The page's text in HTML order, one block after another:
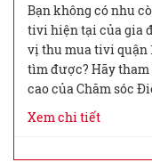
Bạn không có nhu
tivi hiện tại của gia
vị thu mua tivi quận
tìm được? Hãy
cao của Chăm sóc
Xem chi tiết